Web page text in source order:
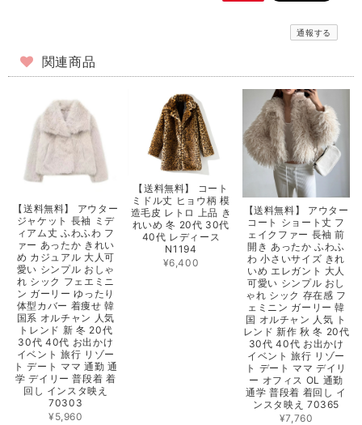
通報する
関連商品
【送料無料】 アウター
ジャケット 長袖 ミデ
ィアム丈 ふわふわ フ
ァー あったか きれい
め カジュアル 大人可
愛い シンプル おしゃ
れ シック フェエミニ
ン ガーリー ゆったり
体型カバー 着痩せ 韓
国系 オルチャン 人気
トレンド 新 冬 20代
30代 40代 お出かけ
イベント 旅行 リゾー
ト デート ママ 通勤 通
学 デイリー 普段着 着
回し インスタ映え
70303
¥5,960
【送料無料】 コート
ミドル丈 ヒョウ柄 模
造毛皮 レトロ 上品 き
れいめ 冬 20代 30代
40代 レディース
N1194
¥6,400
【送料無料】 アウター
コート ショート丈 フ
ェイクファー 長袖 前
開き あったか ふわふ
わ 小さいサイズ きれ
いめ エレガント 大人
可愛い シンプル おし
ゃれ シック 存在感 フ
ェミニン ガーリー 韓
国 オルチャン 人気 ト
レンド 新作 秋 冬 20代
30代 40代 お出かけ
イベント 旅行 リゾー
ト デート ママ デイリ
ー オフィス OL 通勤
通学 普段着 着回し イ
ンスタ映え 70365
¥7,760